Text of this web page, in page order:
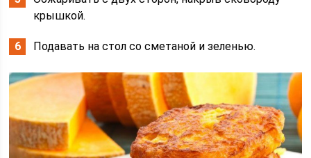
крышкой.
Подавать на стол со сметаной и зеленью.